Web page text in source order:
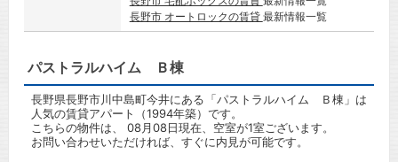
長野市 オートロックの賃貸 最新情報一覧
パストラルハイム Ｂ棟
長野県長野市川中島町今井にある「パストラルハイム Ｂ棟」は
人気の賃貸アパート（1994年築）です。
こちらの物件は、 08月08日現在、空室が1室ございます。
お問い合わせいただければ、すぐに内見が可能です。